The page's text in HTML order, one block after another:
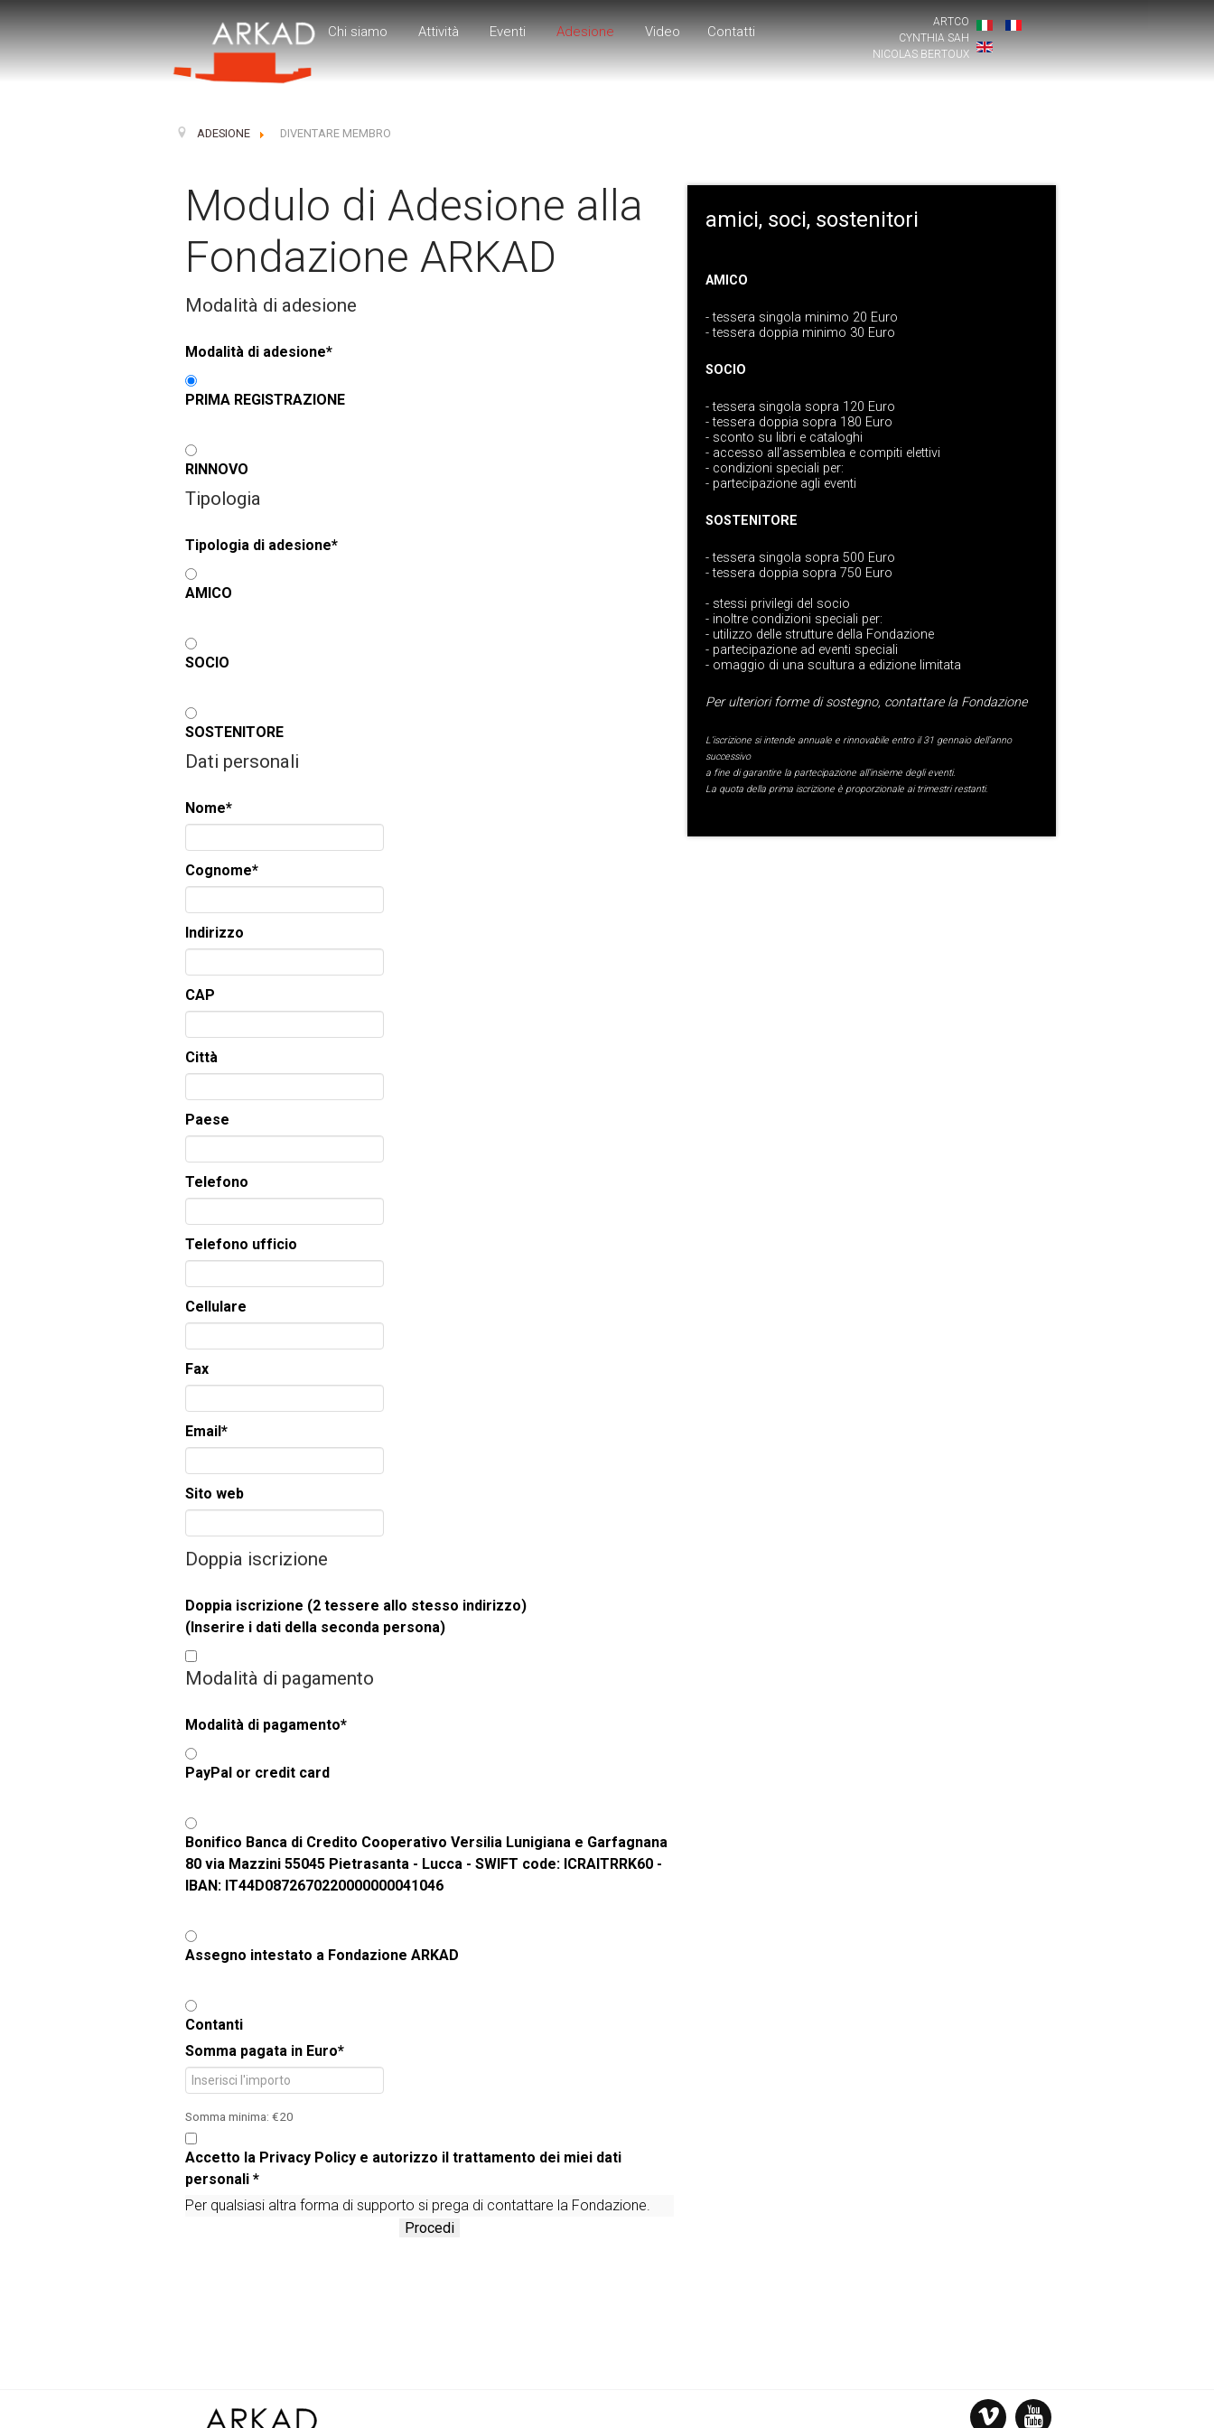
Chi siamo Attività Eventi Adesione Video Contatti
ARTCO
CYNTHIA SAH
NICOLAS BERTOUX
ADESIONE DIVENTARE MEMBRO
Modulo di Adesione alla
Fondazione ARKAD
Modalità di adesione
Modalità di adesione*
PRIMA REGISTRAZIONE
RINNOVO
Tipologia
Tipologia di adesione*
AMICO
SOCIO
SOSTENITORE
Dati personali
Nome*
Cognome*
Indirizzo
CAP
Città
Paese
Telefono
Telefono ufficio
Cellulare
Fax
Email*
Sito web
Doppia iscrizione
Doppia iscrizione (2 tessere allo stesso indirizzo)
(Inserire i dati della seconda persona)
Modalità di pagamento
Modalità di pagamento*
PayPal or credit card
Bonifico Banca di Credito Cooperativo Versilia Lunigiana e Garfagnana
80 via Mazzini 55045 Pietrasanta - Lucca - SWIFT code: ICRAITRRK60 -
IBAN: IT44D0872670220000000041046
Assegno intestato a Fondazione ARKAD
Contanti
Somma pagata in Euro*
Somma minima: €20
Accetto la Privacy Policye autorizzo il trattamento dei miei dati
personali *
Per qualsiasi altra forma di supporto si prega di contattare la Fondazione
Procedi
amici, soci, sostenitori
AMICO
- tessera singola minimo 20 Euro
- tessera doppia minimo 30 Euro
SOCIO
- tessera singola sopra 120 Euro
- tessera doppia sopra 180 Euro
- sconto su libri e cataloghi
- accesso all’assemblea e compiti elettivi
- condizioni speciali per:
- partecipazione agli eventi
SOSTENITORE
- tessera singola sopra 500 Euro
- tessera doppia sopra 750 Euro
- stessi privilegi del socio
- inoltre condizioni speciali per:
- utilizzo delle strutture della Fondazione
- partecipazione ad eventi speciali
- omaggio di una scultura a edizione limitata
Per ulteriori forme di sostegno, contattare la Fondazione
L’iscrizione si intende annuale e rinnovabile entro il 31 gennaio dell’anno
successivo
a fine di garantire la partecipazione all’insieme degli eventi.
La quota della prima iscrizione è proporzionale ai trimestri restanti.